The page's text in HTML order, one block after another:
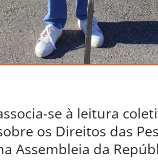
se à leitura
os Direitos das
Assembleia da